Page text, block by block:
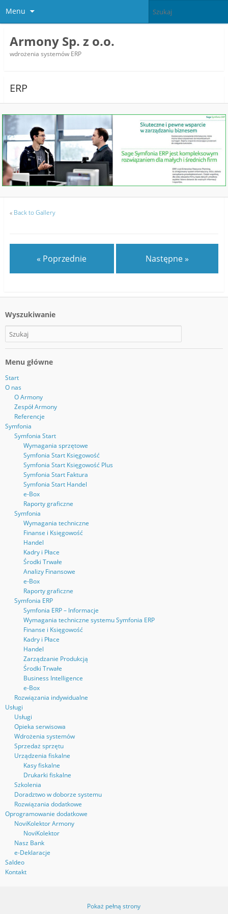
Menu
Armony Sp. z o.o.
wdrożenia systemów ERP
ERP
« Back to Gallery
« Poprzednie Następne »
Wyszukiwanie
Menu główne
Start
O nas
O Armony
Zespół Armony
Referencje
Symfonia
Symfonia Start
Wymagania sprzętowe
Symfonia Start Księgowość
Symfonia Start Księgowość Plus
Symfonia Start Faktura
Symfonia Start Handel
e-Box
Raporty graficzne
Symfonia
Wymagania techniczne
Finanse i Księgowość
Handel
Kadry i Płace
Środki Trwałe
Analizy Finansowe
e-Box
Raporty graficzne
Symfonia ERP
Symfonia ERP – Informacje
Wymagania techniczne systemu Symfonia ERP
Finanse i Księgowość
Kadry i Płace
Handel
Zarządzanie Produkcją
Środki Trwałe
Business Intelligence
e-Box
Rozwiązania indywidualne
Usługi
Usługi
Opieka serwisowa
Wdrożenia systemów
Sprzedaż sprzętu
Urządzenia fiskalne
Kasy fiskalne
Drukarki fiskalne
Szkolenia
Doradztwo w doborze systemu
Rozwiązania dodatkowe
Oprogramowanie dodatkowe
NoviKolektor Armony
NoviKolektor
Nasz Bank
e-Deklaracje
Saldeo
Kontakt
Pokaż pełną strony